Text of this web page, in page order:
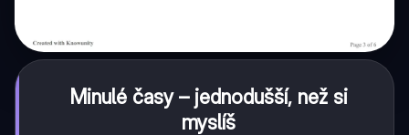
Minulé časy – jednodušší, než si
myslíš